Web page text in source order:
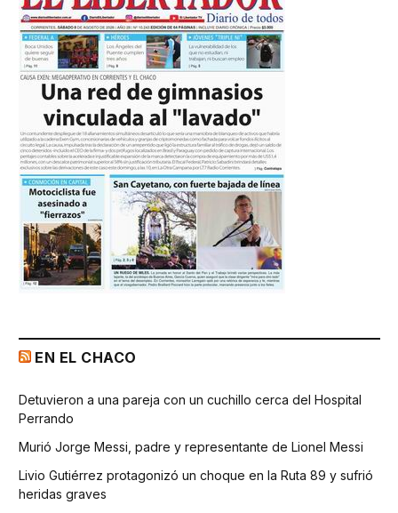
EN EL CHACO
Detuvieron a una pareja con un cuchillo cerca del Hospital
Perrando
Murió Jorge Messi, padre y representante de Lionel Messi
Livio Gutiérrez protagonizó un choque en la Ruta 89 y sufrió
heridas graves